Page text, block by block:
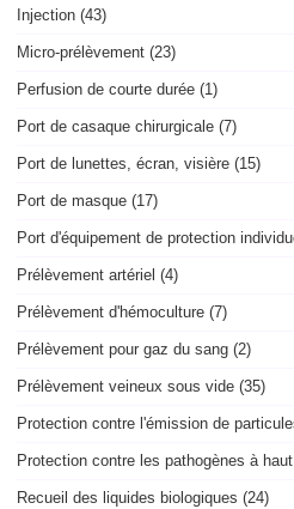
Injection (43)
Micro-prélèvement (23)
Perfusion de courte durée (1)
Port de casaque chirurgicale (7)
Port de lunettes, écran, visière (15)
Port de masque (17)
Port d'équipement de protection
Prélèvement artériel (4)
Prélèvement d'hémoculture (7)
Prélèvement pour gaz du sang (2)
Prélèvement veineux sous vide (35)
Protection contre l'émission de
Protection contre les pathogènes à
Recueil des liquides biologiques (24)